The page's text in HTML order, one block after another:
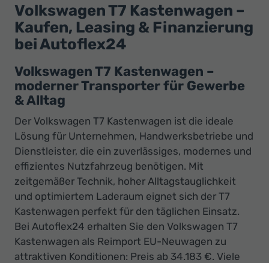
Neuwagen
Jahreswagen
und
Gebrauchtwagen
zu
Top-
Preisen
-
Ihr
Innovatives
Autohaus
Volkswagen T7 Kastenwagen –
Kaufen, Leasing & Finanzierung
bei Autoflex24
Volkswagen T7 Kastenwagen –
moderner Transporter für Gewerbe
& Alltag
Der Volkswagen T7 Kastenwagen ist die ideale
Lösung für Unternehmen, Handwerksbetriebe und
Dienstleister, die ein zuverlässiges, modernes und
effizientes Nutzfahrzeug benötigen. Mit
zeitgemäßer Technik, hoher Alltagstauglichkeit
und optimiertem Laderaum eignet sich der T7
Kastenwagen perfekt für den täglichen Einsatz.
Bei Autoflex24 erhalten Sie den Volkswagen T7
Kastenwagen als Reimport EU-Neuwagen zu
attraktiven Konditionen: Preis ab 34.183 €. Viele